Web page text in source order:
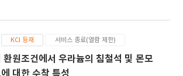
KCI 등재 서비스 종료(열람 제한)
환원조건에서 우라늄의 침철석 및 몬모